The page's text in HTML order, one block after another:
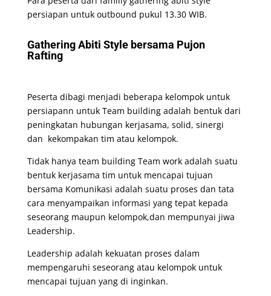
persiapan untuk outbound pukul 13.30 WIB.
Gathering Abiti Style bersama Pujon
Rafting
Peserta dibagi menjadi beberapa kelompok untuk
persiapann untuk Team building adalah bentuk dari
peningkatan hubungan kerjasama, solid, sinergi
dan kekompakan tim atau kelompok.
Tidak hanya team building Team work adalah suatu
bentuk kerjasama tim untuk mencapai tujuan
bersama Komunikasi adalah suatu proses dan tata
cara menyampaikan informasi yang tepat kepada
seseorang maupun kelompok,dan mempunyai jiwa
Leadership.
Leadership adalah kekuatan proses dalam
mempengaruhi seseorang atau kelompok untuk
mencapai tujuan yang di inginkan.